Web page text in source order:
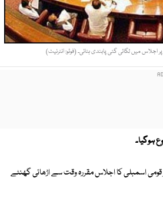
ہوگیا۔
اسمبلی کا اجلاس مقررہ وقت سے اڑھائی گھنٹے